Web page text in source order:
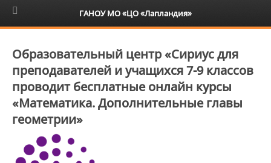
6+
Образовательный центр «Сириус для
преподавателей и учащихся 7-9 классов
проводит бесплатные онлайн курсы
«Математика. Дополнительные главы
геометрии»
ГАНОУ МО «ЦО «Лапландия»